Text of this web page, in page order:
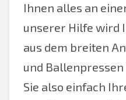
Ihnen alles an
unserer Hilfe wird
aus dem breiten
und
Sie also einfach